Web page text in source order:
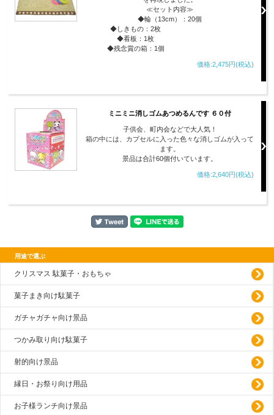
≪セット内容≫
◆輪（13cm）：20個
◆しきもの：2枚
◆看板：1枚
◆残念賞の箱：1個
価格:2,475円(税込)
ミニミニ消しゴムあつめるんです ６０付
子供会、町内会などで大人気！
箱の中には、カプセルに入った色々な消しゴムが入って
ます。
景品は合計60個付いています。
価格:2,640円(税込)
用途で選ぶ
クリスマス 駄菓子・おもちゃ
菓子まき向け駄菓子
ガチャガチャ向け景品
つかみ取り向け駄菓子
射的向け景品
縁日・お祭り向け用品
お子様ランチ向け景品